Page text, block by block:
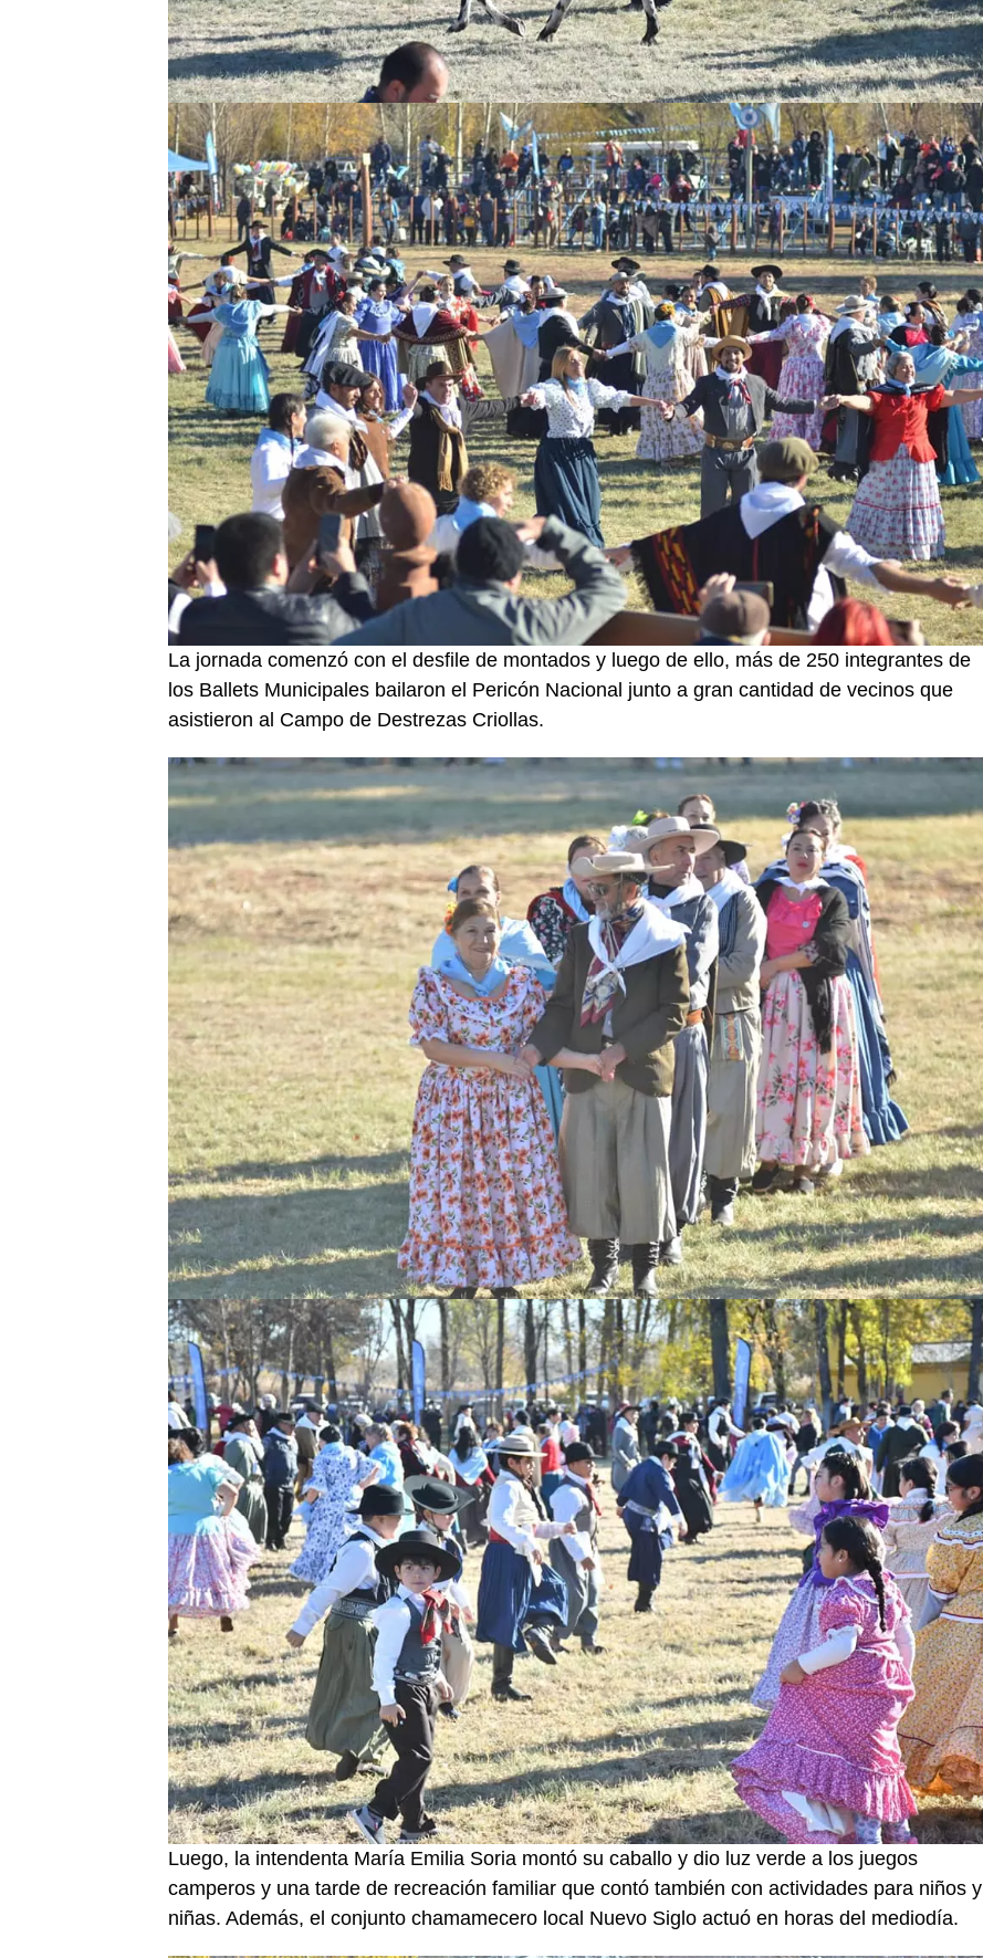
La jornada comenzó con el desfile de montados y luego de ello, más de 250 integrantes de
los Ballets Municipales bailaron el Pericón Nacional junto a gran cantidad de vecinos que
asistieron al Campo de Destrezas Criollas.
Luego, la intendenta María Emilia Soria montó su caballo y dio luz verde a los juegos
camperos y una tarde de recreación familiar que contó también con actividades para niños y
niñas. Además, el conjunto chamamecero local Nuevo Siglo actuó en horas del mediodía.